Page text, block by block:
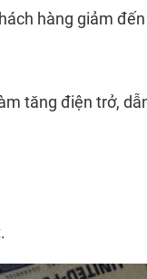
hàng giảm đến
tăng điện trở,